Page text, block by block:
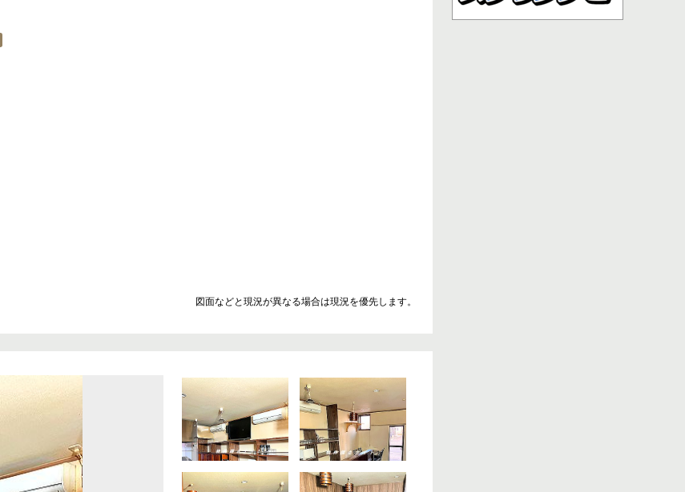
図面などと現況が異なる場合は現況を優先します。